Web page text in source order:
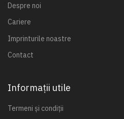
Despre noi
Cariere
Imprinturile noastre
Contact
Informații utile
Termeni și condiții